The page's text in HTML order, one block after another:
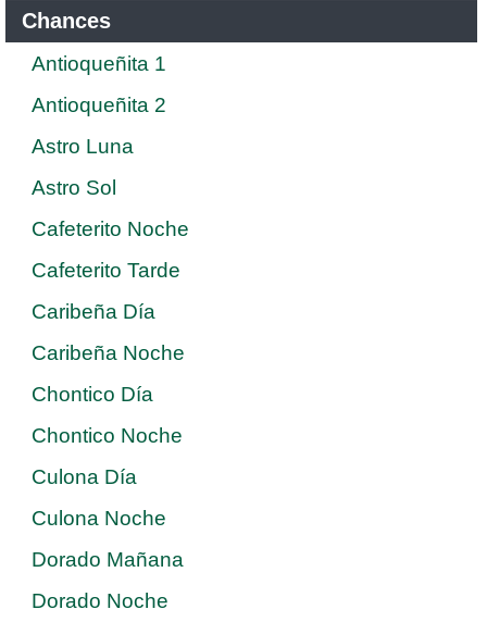
Chances
Antioqueñita 1
Antioqueñita 2
Astro Luna
Astro Sol
Cafeterito Noche
Cafeterito Tarde
Caribeña Día
Caribeña Noche
Chontico Día
Chontico Noche
Culona Día
Culona Noche
Dorado Mañana
Dorado Noche